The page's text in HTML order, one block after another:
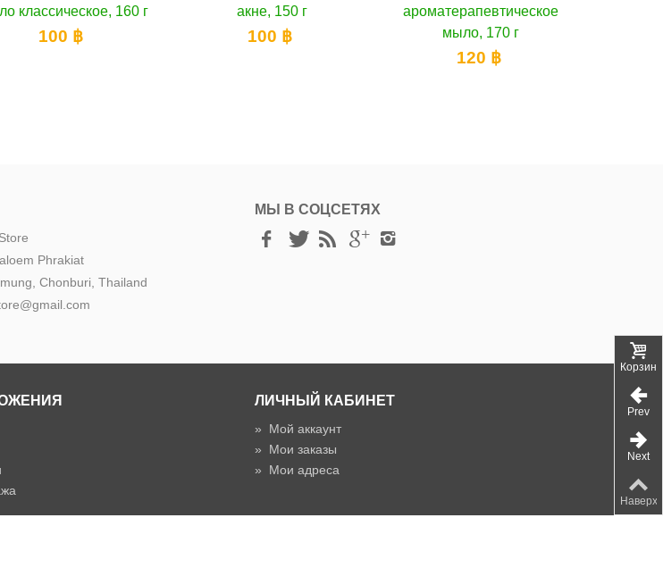
акне, 150 г
100 ฿
ароматерапевтическое
мыло, 170 г
мыло с танакой, лимоном
и медом, 60 g
110 ฿
Phrakiat
Chonburi, Thailand
МЫ В СОЦСЕТЯХ
ЛИЧНЫЙ КАБИНЕТ
» Мой аккаунт
» Мои заказы
» Мои адреса
Корзина
Prev
Next
Наверх